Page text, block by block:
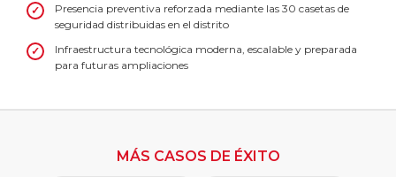
Presencia preventiva reforzada mediante las 30 casetas de
seguridad distribuidas en el distrito
Infraestructura tecnológica moderna, escalable y preparada
para futuras ampliaciones
MÁS CASOS DE ÉXITO